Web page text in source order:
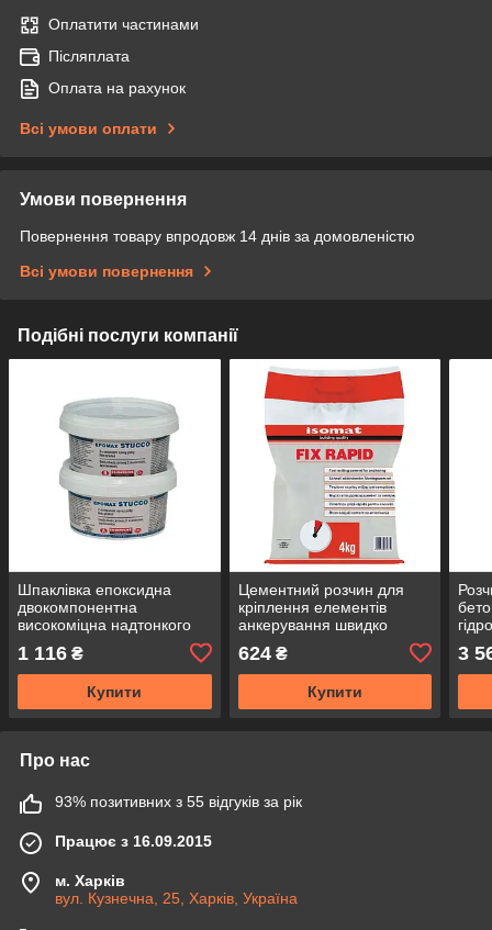
Оплатити частинами
Післяплата
Оплата на рахунок
Всі умови оплати
Умови повернення
Повернення товару впродовж 14 днів за домовленістю
Всі умови повернення
Подібні послуги компанії
Шпаклівка епоксидна
двокомпонентна
високоміцна надтонкого
Ізомат EPOMAX STUCCO
1 116 ₴
Купити
Цементний розчин для
кріплення елементів
анкерування швидко
універсальний Ізомат Fix
rapid 4 кг
624₴
Купити
3
Про нас
93% позитивних з 55 відгуків за рік
Працює з 16.09.2015
м. Харків
вул. Кузнечна, 25, Харків, Україна